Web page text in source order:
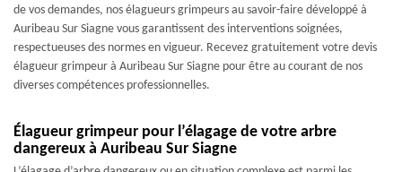
de vos demandes, nos élagueurs grimpeurs au savoir-faire développé à
Auribeau Sur Siagne vous garantissent des interventions soignées,
respectueuses des normes en vigueur. Recevez gratuitement votre devis
élagueur grimpeur à Auribeau Sur Siagne pour être au courant de nos
diverses compétences professionnelles.
Élagueur grimpeur pour l’élagage de votre arbre
dangereux à Auribeau Sur Siagne